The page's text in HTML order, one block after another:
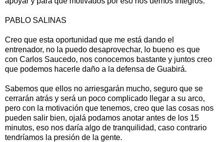
PABLO SALINAS
Creo que esta oportunidad que me está dando el
entrenador, no la puedo desaprovechar, lo bueno es que
con Carlos Saucedo, nos conocemos bastante y juntos creo
que podemos hacerle daño a la defensa de Guabirá.
Sabemos que ellos no arriesgarán mucho, seguro que se
cerrarán atrás y será un poco complicado llegar a su arco,
pero con la motivación que tenemos, creo que las cosas nos
pueden salir bien, ojalá podamos anotar antes de los 15
minutos, eso nos daría algo de tranquilidad, caso contrario
tendríamos la presión de la gente.